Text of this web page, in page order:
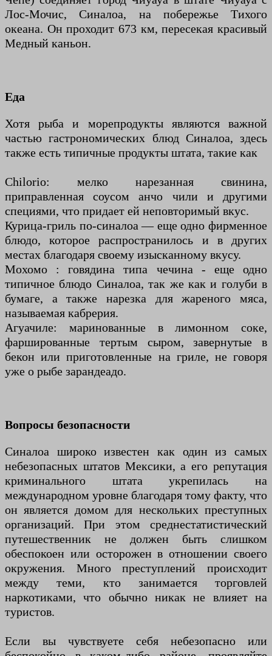
Лос-Мочис, Синалоа, на побережье Тихого
океана. Он проходит 673 км, пересекая красивый
Медный каньон.
Еда
Хотя рыба и морепродукты являются важной
частью гастрономических блюд Синалоа, здесь
также есть типичные продукты штата, такие как
Chilorio: мелко нарезанная свинина,
приправленная соусом анчо чили и другими
специями, что придает ей неповторимый вкус.
Курица-гриль по-синалоа — еще одно фирменное
блюдо, которое распространилось и в других
местах благодаря своему изысканному вкусу.
Мохомо : говядина типа чечина - еще одно
типичное блюдо Синалоа, так же как и голуби в
бумаге, а также нарезка для жареного мяса,
называемая кабрерия.
Агуачиле: маринованные в лимонном соке,
фаршированные тертым сыром, завернутые в
бекон или приготовленные на гриле, не говоря
уже о рыбе зарандеадо.
Вопросы безопасности
Синалоа широко известен как один из самых
небезопасных штатов Мексики, а его репутация
криминального штата укрепилась на
международном уровне благодаря тому факту, что
он является домом для нескольких преступных
организаций. При этом среднестатистический
путешественник не должен быть слишком
обеспокоен или осторожен в отношении своего
окружения. Много преступлений происходит
между теми, кто занимается торговлей
наркотиками, что обычно никак не влияет на
туристов.
Если вы чувствуете себя небезопасно или